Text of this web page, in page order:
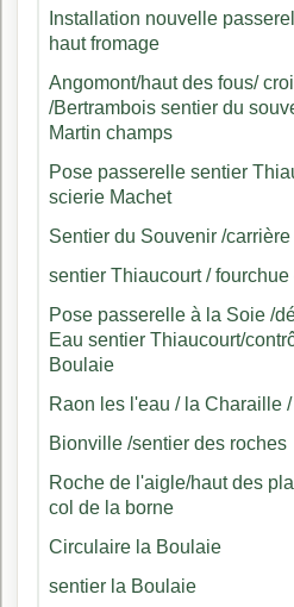
Installation nouvelle
haut fromage
Angomont/haut des fous/
/Bertrambois sentier du
Martin champs
Pose passerelle sentier
scierie Machet
Sentier du Souvenir /
sentier Thiaucourt /
Pose passerelle à la Soie /
Eau sentier Thiaucourt/
Boulaie
Raon les l'eau / la Charaille
Bionville /sentier des roches
Roche de l'aigle/haut des
col de la borne
Circulaire la Boulaie
sentier la Boulaie